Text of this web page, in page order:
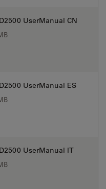
UserManual CN
UserManual ES
UserManual IT